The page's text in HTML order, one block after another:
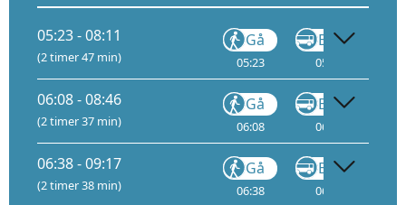
05:23 - 08:11
(2 timer 47 min)
Gå
05:23
Buss
05:39
06:08 - 08:46
(2 timer 37 min)
Gå
06:08
Buss
06:24
06:38 - 09:17
(2 timer 38 min)
Gå
06:38
Buss
06:54